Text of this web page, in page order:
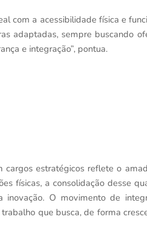
com a acessibilidade física e
adaptadas, sempre buscando
e integração”, pontua.
estratégicos reflete o
físicas, a consolidação desse
O movimento de
que busca, de forma